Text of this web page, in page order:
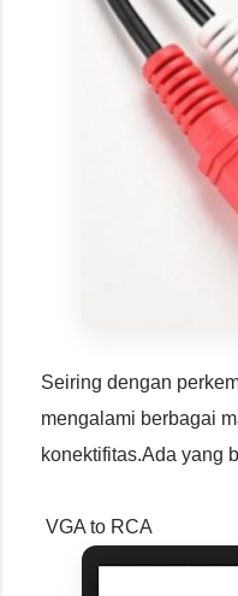
Seiring dengan
mengalami berbagai
konektifitas.Ada yang
VGA to RCA